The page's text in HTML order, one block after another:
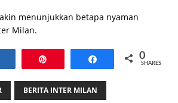
menunjukkan betapa nyaman
Milan.
Share 0
SHARES
BERITA INTER MILAN